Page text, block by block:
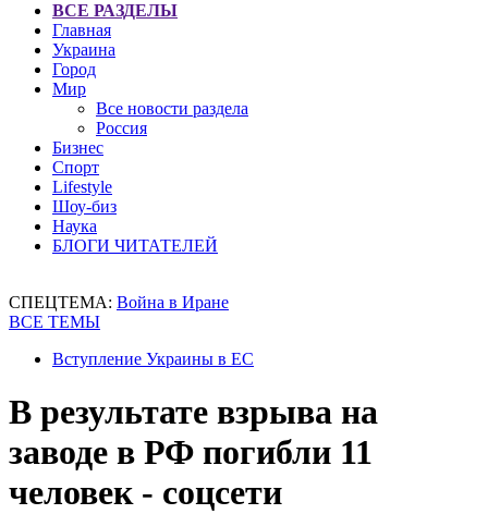
ВСЕ РАЗДЕЛЫ
Главная
Украина
Город
Мир
Все новости раздела
Россия
Бизнес
Спорт
Lifestyle
Шоу-биз
Наука
БЛОГИ ЧИТАТЕЛЕЙ
СПЕЦТЕМА: Война в Иране
ВСЕ ТЕМЫ
Вступление Украины в ЕС
В результате взрыва на
заводе в РФ погибли 11
человек - соцсети